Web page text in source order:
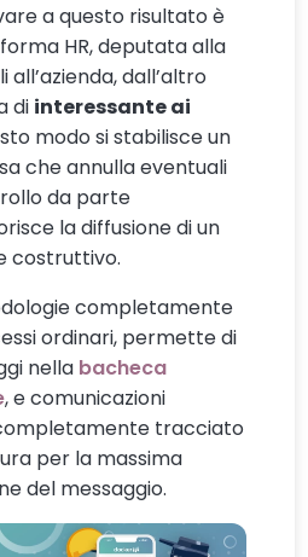
a questo risultato è
HR, deputata alla
dall’altro
di interessante ai
modo si stabilisce un
che annulla eventuali
da parte
la diffusione di un
costruttivo.
completamente
ordinari, permette di
nella bacheca
, e comunicazioni
tracciato
per la massima
del messaggio.